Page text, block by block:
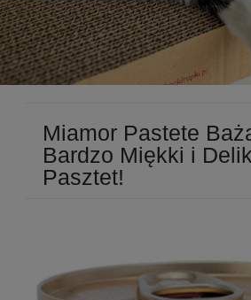
Miamor Pastete
Bardzo Miękki i
Pasztet!